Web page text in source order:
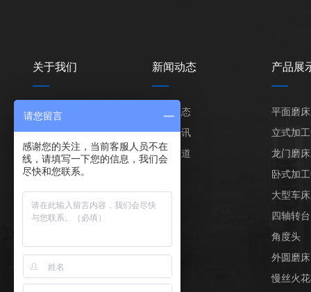
关于我们
公司简介
公司荣誉
新闻动态
公司动态
行业资讯
媒体报道
产品展
平面磨
立式加
龙门磨
卧式加
大型车
四轴转台
角度头
外圆磨床
慢丝火
请您留言
感谢您的关注，当前客服人员不在
线，请填写一下您的信息，我们会
尽快和您联系。